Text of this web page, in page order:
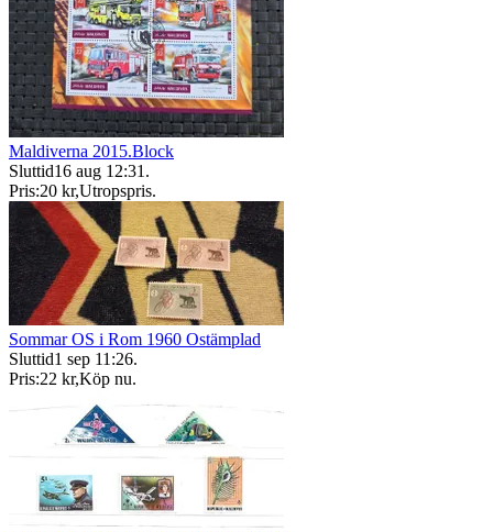
Maldiverna 2015.Block
Sluttid16 aug 12:31 .
Pris:20 kr,Utropspris.
Sommar OS i Rom 1960 Ostämplad
Sluttid1 sep 11:26.
Pris:22 kr,Köp nu.